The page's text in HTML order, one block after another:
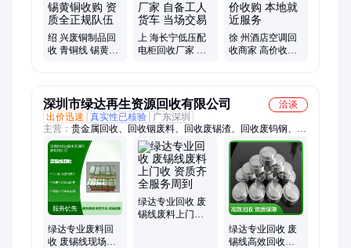
回收、电缆回收、空调回收、中央空调回收、变压器回收、发电
机组回收、配电柜回收、二手设备回收、废旧设备回收、机械设
备回收、电力设备回收
绍 兴废铜制品回
收 青铜线 锡黄铜
上 海长宁低压配
电柜回收厂家 自
徐 州酒店空调回
收商家 高价收购
深圳市绿达再生资源回收有限公司
洽谈
出价迅速
真实性已核验
广东深圳
主营： 贵金属回收、回收铟废料、回收废锡渣、回收废钨钢、ito
靶材回收、回收锡条、回收金银废料、回收银焊条、回收铟条、
回收铟靶材、回收铟锭、回收铟粉、回收锡块、回收废镍、回收
废锡、回收银浆、回收金盐、靶材回收、钽废料回收、回收磷铜
球、回收废银浆、回收金属靶材、回收高温镍、回收含银锡膏
绿达专业废料回
收 废锡线现场结
绿达专业回收 废
锡线废料上门收
绿达专业回收 废
锡线高效回收服